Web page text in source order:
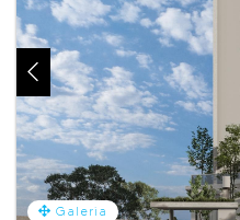
Galeria